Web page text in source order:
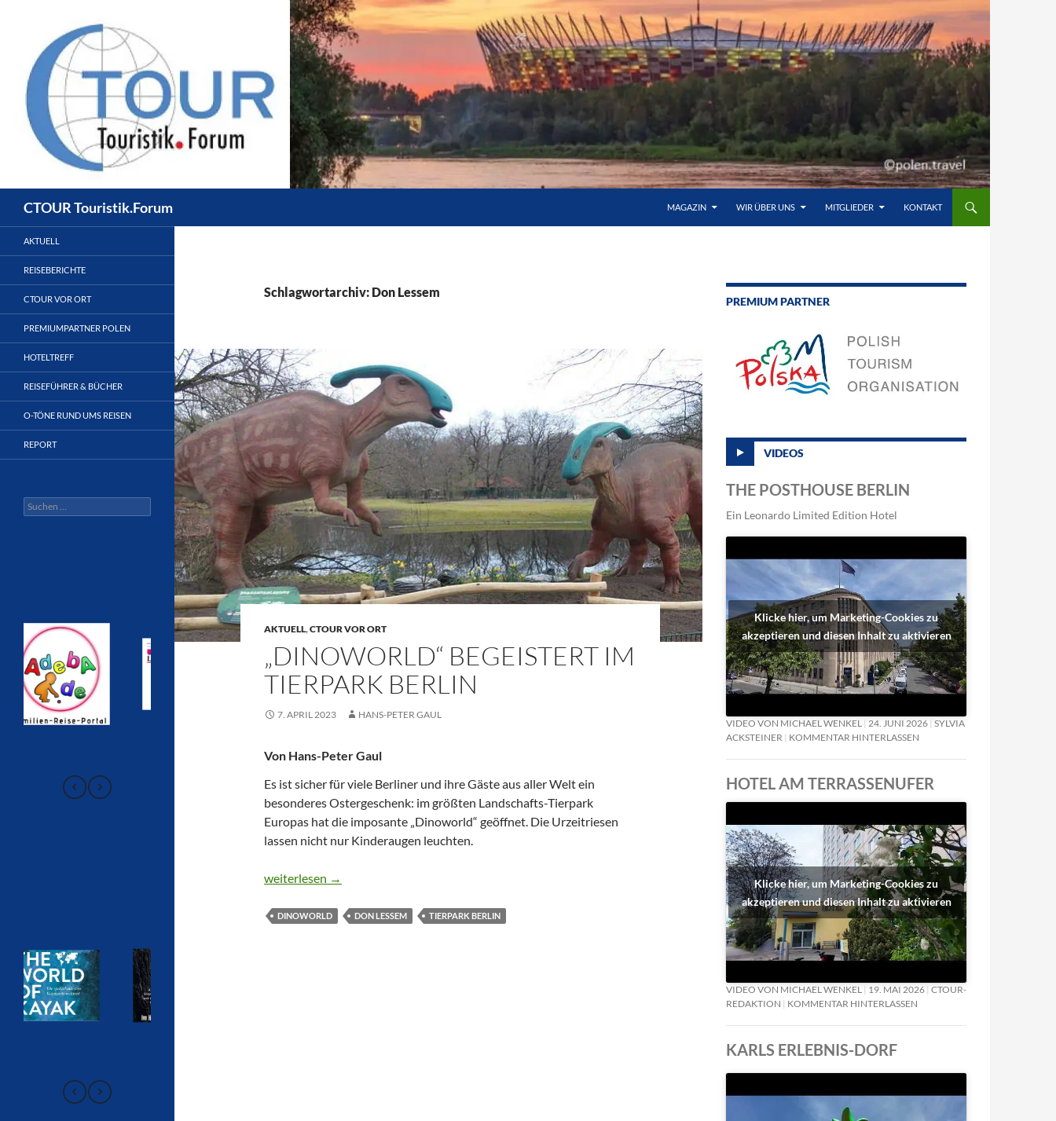
springen
CTOUR Touristik.Forum MAGAZIN WIR ÜBER UNS MITGLIEDER KONTAKT
Schlagwortarchiv: Don Lessem
AKTUELL,CTOUR VOR ORT
„DINOWORLD“ BEGEISTERT IM
TIERPARK BERLIN
7. APRIL 2023 HANS-PETER GAUL
Von Hans-Peter Gaul
Es ist sicher für viele Berliner und ihre Gäste aus aller Welt ein
besonderes Ostergeschenk: im größten Landschafts-Tierpark
Europas hat die imposante „Dinoworld“ geöffnet. Die Urzeitriesen
lassen nicht nur Kinderaugen leuchten.
„DINOWORLD“ BEGEISTERT IM TIERPARK BERLIN
weiterlesen →
DINOWORLD DON LESSEM TIERPARK BERLIN
PREMIUM PARTNER
VIDEOS
THE POSTHOUSE BERLIN
Ein Leonardo Limited Edition Hotel
Klicke hier, um Marketing-Cookies zu
akzeptieren und diesen Inhalt zu aktivieren
VIDEO VON MICHAEL WENKEL 24. JUNI 2026 SYLVIA
ACKSTEINER
KOMMENTAR HINTERLASSEN
HOTEL AM TERRASSENUFER
Klicke hier, um Marketing-Cookies zu
akzeptieren und diesen Inhalt zu aktivieren
VIDEO VON MICHAEL WENKEL 19. MAI 2026 CTOUR-
REDAKTION
KOMMENTAR HINTERLASSEN
KARLS ERLEBNIS-DORF
AKTUELL
REISEBERICHTE
CTOUR VOR ORT
PREMIUMPARTNER POLEN
HOTELTREFF
REISEFÜHRER & BÜCHER
O-TÖNE RUND UMS REISEN
REPORT
Suchen
nach: